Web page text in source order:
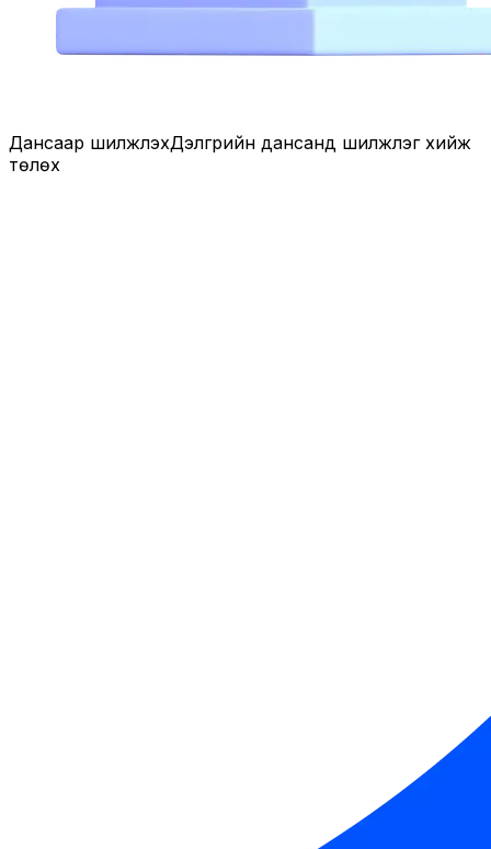
Дансаар шилжүүлэхДэлгүүрийн дансанд шилжүүлэг хийж
төлөх